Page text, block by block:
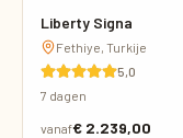
Liberty Signa
Fethiye, Turkije
5,0
7 dagen
vanaf€ 2.239,00